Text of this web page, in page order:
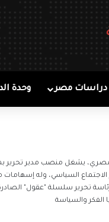
دراسات مصر وحدة
يشغل منصب مدير تحرير
السياسي، وله
تحرير سلسلة "عقول"
الفكر والسياسة